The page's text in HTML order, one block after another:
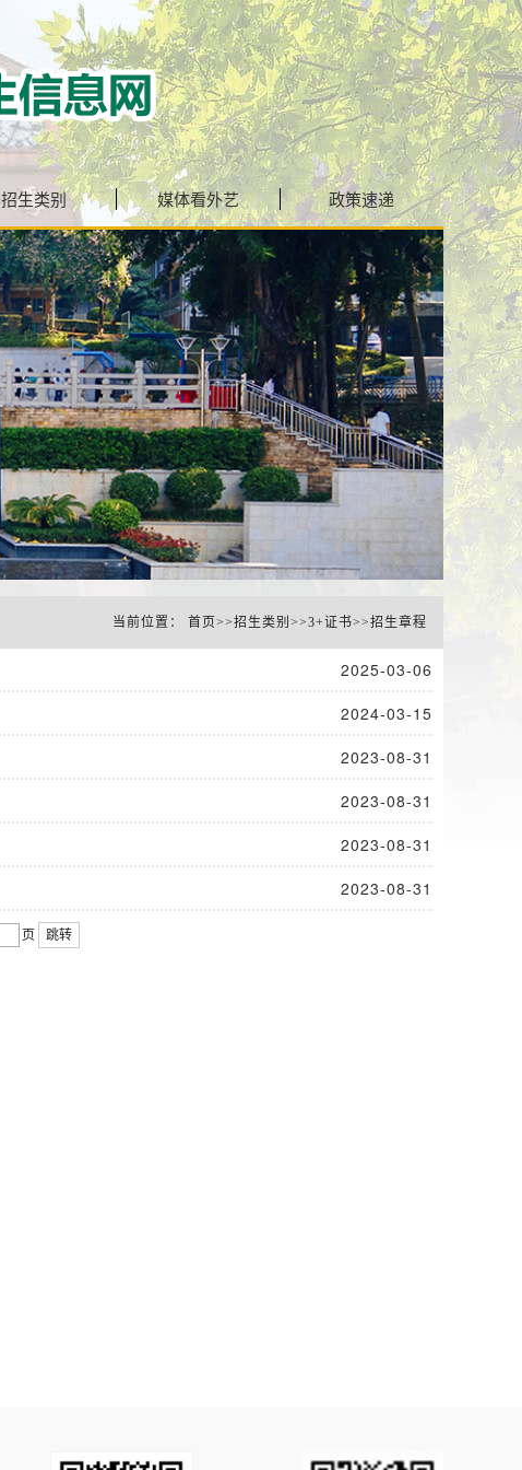
招生类别 媒体看外艺 政策速递
当前位置： 首页>>招生类别 >>3+证书>>招生章程
2025-03-06
2024-03-15
2023-08-31
2023-08-31
2023-08-31
2023-08-31
页 跳转